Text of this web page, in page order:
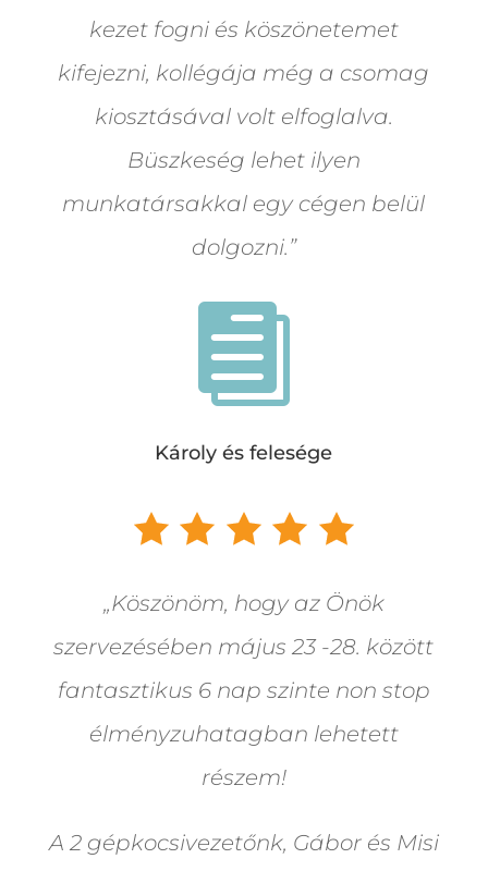
kezet fogni és köszönetemet
kifejezni, kollégája még a csomag
kiosztásával volt elfoglalva.
Büszkeség lehet ilyen
munkatársakkal egy cégen belül
dolgozni.”

Károly és felesége
„Köszönöm, hogy az Önök
szervezésében május 23 -28. között
fantasztikus 6 nap szinte non stop
élményzuhatagban lehetett
részem!
A 2 gépkocsivezetőnk, Gábor és Misi